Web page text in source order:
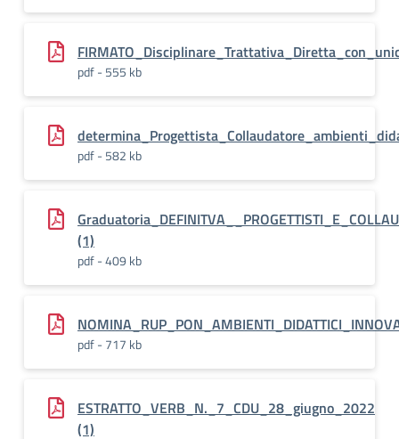
pdf - 555 kb
pdf - 582 kb
(1)
pdf - 409 kb
pdf - 717 kb
ESTRATTO_VERB_N._7_CDU_28_giugno_2022
(1)